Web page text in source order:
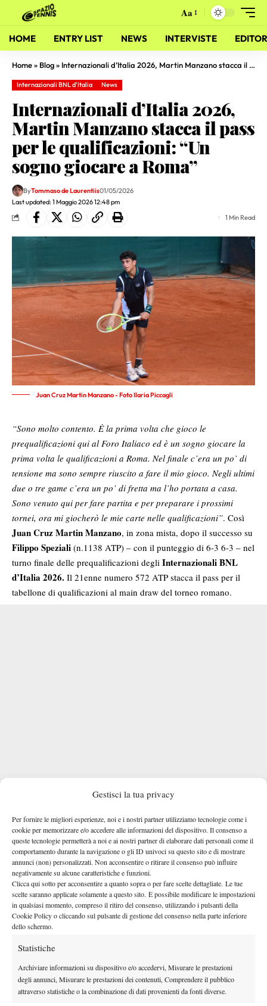
Gestisci la tua privacy
Per fornire le migliori esperienze, noi e i nostri partner utilizziamo tecnologie come i
cookie per memorizzare e/o accedere alle informazioni del dispositivo. Il consenso a
queste tecnologie permetterà a noi e ai nostri partner di elaborare dati personali come il
comportamento durante la navigazione o gli ID univoci su questo sito e di mostrare
annunci (non) personalizzati. Non acconsentire o ritirare il consenso può influire
negativamente su alcune caratteristiche e funzioni.
Clicca qui sotto per acconsentire a quanto sopra o per fare scelte dettagliate. Le tue
scelte saranno applicate solamente a questo sito. È possibile modificare le impostazioni
in qualsiasi momento, compreso il ritiro del consenso, utilizzando i pulsanti della
Cookie Policy o cliccando sul pulsante di gestione del consenso nella parte inferiore
dello schermo.
Statistiche
Archiviare informazioni su dispositivo e/o accedervi, Misurare le prestazioni
degli annunci, Misurare le prestazioni dei contenuti, Comprendere il pubblico
attraverso statistiche o la combinazione di dati provenienti da fonti diverse.
Aa
HOME ENTRY LIST NEWS INTERVISTE
Home» Blog» Internazionali d’Italia 2026, Martin Manzano stacca il pass per le qualificazioni: “Un sogno giocare a Roma”
Internazionali BNL d'Italia News
Internazionali d’Italia 2026,
Martin Manzano stacca il pass
per le qualificazioni: “Un
sogno giocare a Roma”
Last updated: 1 Maggio 2026 12:48 pm
ByTommaso de Laurentiis01/05/2026
1 Min Read
Juan Cruz Martin Manzano - Foto Ilaria Piccagli
“Sono molto contento. È la prima volta che gioco le
prequalificazioni qui al Foro Italiaco ed è un sogno giocare la
prima volta le qualificazioni a Roma. Nel finale c’era un po’ di
tensione ma sono sempre riuscito a fare il mio gioco. Negli ultimi
due o tre game c’era un po’ di fretta ma l’ho portata a casa.
Sono venuto qui per fare partita e per preparare i prossimi
tornei, ora mi giocherò le mie carte nelle qualificazioni”. Così
Juan Cruz Martin Manzano, in zona mista, dopo il successo su
Filippo Speziali (n.1138 ATP) – con il punteggio di 6-3 6-3 – nel
turno finale delle prequalificazioni degli Internazionali BNL
d’Italia 2026. Il 21enne numero 572 ATP stacca il pass per il
tabellone di qualificazioni al main draw del torneo romano.
DI TENDENZA